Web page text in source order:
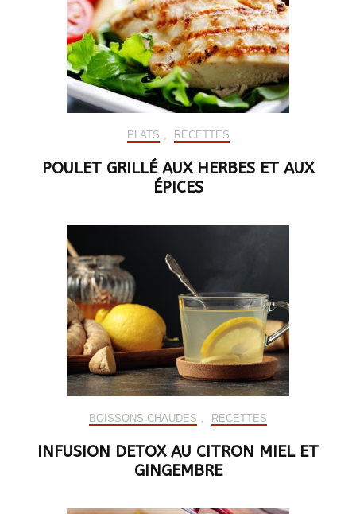
PLATS , RECETTES
POULET GRILLÉ AUX HERBES ET AUX
ÉPICES
BOISSONS CHAUDES , RECETTES
INFUSION DETOX AU CITRON MIEL ET
GINGEMBRE